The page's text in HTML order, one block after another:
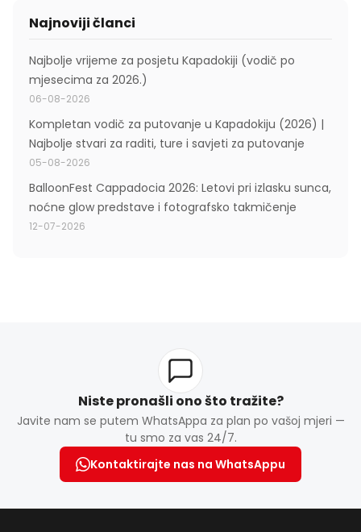
Najnoviji članci
Najbolje vrijeme za posjetu Kapadokiji (vodič po
mjesecima za 2026.)
06-08-2026
Kompletan vodič za putovanje u Kapadokiju (2026) |
Najbolje stvari za raditi, ture i savjeti za putovanje
05-08-2026
BalloonFest Cappadocia 2026: Letovi pri izlasku sunca,
noćne glow predstave i fotografsko takmičenje
12-07-2026
Niste pronašli ono što tražite?
Javite nam se putem WhatsAppa za plan po vašoj mjeri —
tu smo za vas 24/7.
Kontaktirajte nas na WhatsAppu